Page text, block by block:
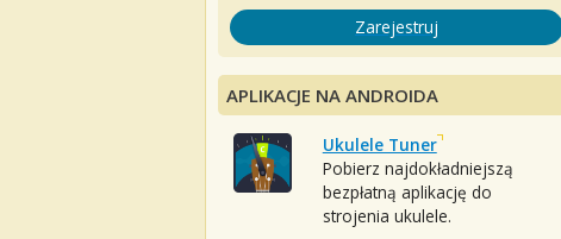
Zarejestruj
APLIKACJE NA ANDROIDA
Ukulele Tuner
Pobierz najdokładniejszą
bezpłatną aplikację do
strojenia ukulele.